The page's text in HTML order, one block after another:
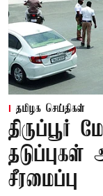
தமிழக செய்திகள்
திருப்பூர்
சீரமைப்பு